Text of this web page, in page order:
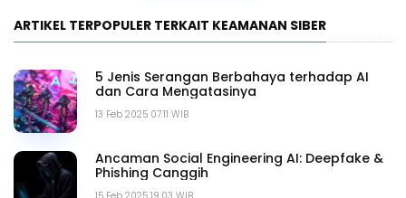
ARTIKEL TERPOPULER TERKAIT KEAMANAN SIBER
13 Feb 2025 07.11 WIB
5 Jenis Serangan Berbahaya terhadap AI
dan Cara Mengatasinya
Ancaman Social Engineering AI: Deepfake &
Phishing Canggih